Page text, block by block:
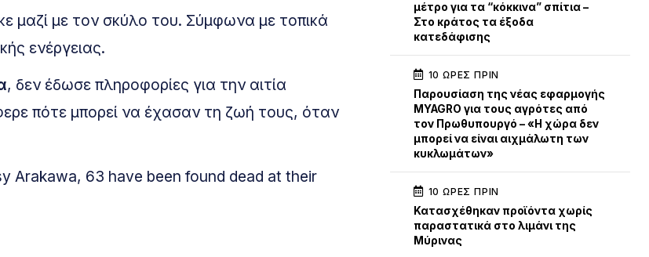
μαζί με τον σκύλο του. Σύμφωνα με τοπικά
ενέργειας.
, δεν έδωσε πληροφορίες για την αιτία
πότε μπορεί να έχασαν τη ζωή τους, όταν
Arakawa, 63 have been found dead at their
μέτρο για τα “κόκκινα” σπίτια –
Στο κράτος τα έξοδα
κατεδάφισης
10 ΏΡΕΣ ΠΡΙΝ
Παρουσίαση της νέας εφαρμογής
MYAGRO για τους αγρότες από
τον Πρωθυπουργό – «Η χώρα δεν
μπορεί να είναι αιχμάλωτη των
κυκλωμάτων»
10 ΏΡΕΣ ΠΡΙΝ
Κατασχέθηκαν προϊόντα χωρίς
παραστατικά στο λιμάνι της
Μύρινας